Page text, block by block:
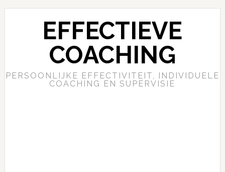
EFFECTIEVE
COACHING
PERSOONLIJKE EFFECTIVITEIT, INDIVIDUELE
COACHING EN SUPERVISIE